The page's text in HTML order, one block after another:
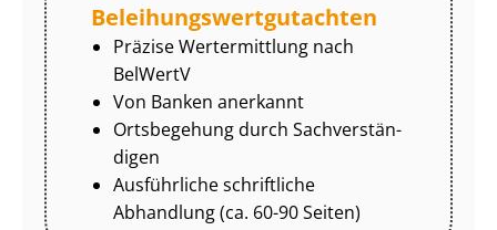
Be­lei­hungs­wert­gut­ach­ten
Präzise Wertermittlung nach
BelWertV
Von Banken anerkannt
Ortsbegehung durch Sach­ver­stän­
di­gen
Ausführliche schriftliche
Abhandlung (ca. 60-90 Seiten)